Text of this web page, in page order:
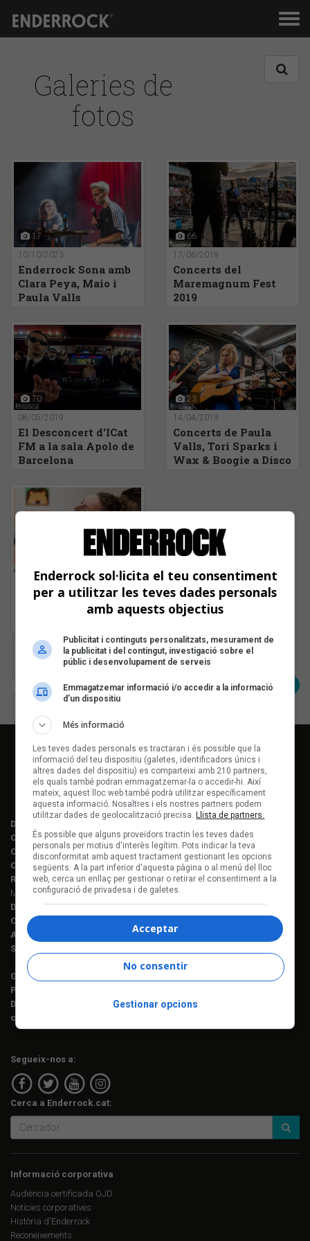
Galeries de
fotos
17
10/10/2023
Enderrock Sona amb
Clara Peya, Maio i
Paula Valls
66
17/06/2019
Concerts del
Maremagnum Fest
2019
70
08/05/2019
El Desconcert d'ICat
FM a la sala Apolo de
Barcelona
23
14/04/2019
Concerts de Paula
Valls, Tori Sparks i
Wax & Boogie a Disco
06/11/2018
25x25 amb Paula
Valls a la llibreria El
Les Corts (Barcelona)
Pàgina 1 de 1
< Anterior Següent >
Director editorial:
Cap de redacció Enderrock:Jordi Martí Fabra
Coordinació EDR i enderrock.cat:Èlia Gea
Coordinació Anuari de la Música:Helena M. Alegret
Redacció:Ferran Amado, Maria Folqué, Èlia Gea, Jordi Martí, Helena
Morén Alegret, Joaquim Vilarnau i Sergi Núñez
Disseny i maquetació:Manuel Cuyàs
Caps de fotografia:
Assessorament lingüístic:
Berta Herreros
Subscripcions:
Gerència i projectes:
Publicitat i producció:
Direcció financera i administració:Anna Gris
c. Mallorca, 221, sobreàtic · 08008 Barcelona Tel. 93 237 08 05
Segueix-nos a:
Cerca a Enderrock.cat:
Informació corporativa
Audiència certificada OJD
Notícies corporatives
Història d'Enderrock
Reconeixements
Enderrock sol·licita el teu consentiment
per a utilitzar les teves dades personals
amb aquests objectius
Publicitat i continguts personalitzats, mesurament de
la publicitat i del contingut, investigació sobre el
públic i desenvolupament de serveis
Emmagatzemar informació i/o accedir a la informació
d’un dispositiu
Més informació
Les teves dades personals es tractaran i és possible que la
informació del teu dispositiu (galetes, identificadors únics i
altres dades del dispositiu) es comparteixi amb 210 partners,
els quals també podran emmagatzemar-la o accedir-hi. Així
mateix, aquest lloc web també podrà utilitzar específicament
aquesta informació. Nosaltres i els nostres partners podem
utilitzar dades de geolocalització precisa. Llista de partners.
És possible que alguns proveïdors tractin les teves dades
personals per motius d'interès legítim. Pots indicar la teva
disconformitat amb aquest tractament gestionant les opcions
següents. A la part inferior d'aquesta pàgina o al menú del lloc
web, cerca un enllaç per gestionar o retirar el consentiment a la
configuració de privadesa i de galetes.
Acceptar
No consentir
Gestionar opcions